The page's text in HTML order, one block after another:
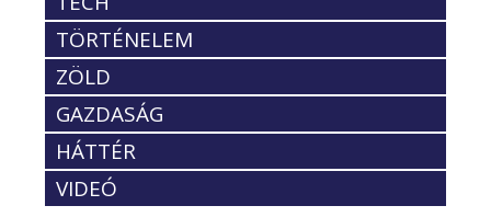
TÖRTÉNELEM
ZÖLD
GAZDASÁG
HÁTTÉR
VIDEÓ